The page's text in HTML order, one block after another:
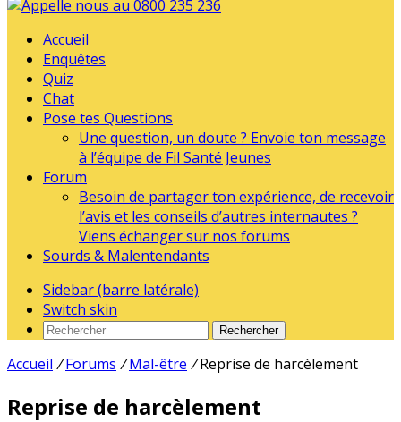
Accueil
Enquêtes
Quiz
Chat
Pose tes Questions
Une question, un doute ? Envoie ton message
à l’équipe de Fil Santé Jeunes
Forum
Besoin de partager ton expérience, de recevoir
l’avis et les conseils d’autres internautes ?
Viens échanger sur nos forums
Sourds & Malentendants
Sidebar (barre latérale)
Switch skin
Rechercher
Accueil / Forums / Mal-être / Reprise de harcèlement
Reprise de harcèlement